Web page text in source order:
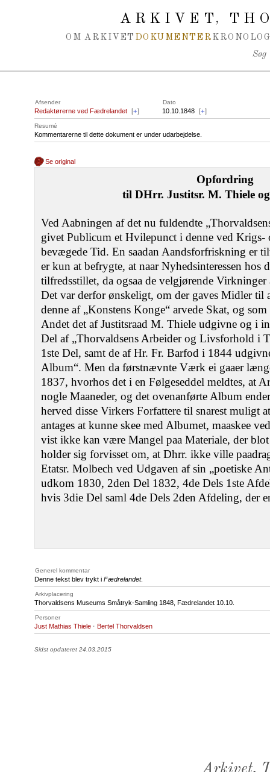
ARKIVET,
OM ARKIVET DOKUMENTER
Søg
Afsender Dato
Redaktørerne ved Fædrelandet [+] 10.10.1848 [+]
Resumé
Kommentarerne til dette dokument er under udarbejdelse.
Se original
Opfordring
til DHrr. Justitsr. M. Thiele
Ved Aabningen af det nu fuldendte
givet Publicum et Hvilepunct i denne ved Krigs-
bevægede Tid. En saadan Aandsforfriskning er
er kun at befrygte, at naar Nyhedsinteressen hos
tilfredsstillet, da ogsaa de velgjørende
Det var derfor ønskeligt, om der gaves Midler til
denne af „Konstens Konge“ arvede Skat, og som
Andet det af Justitsraad M. Thiele udgivne og i
Del af „Thorvaldsens Arbeider og Livsforhold i
1ste Del, samt de af Hr. Fr. Barfod i 1844
Album“. Men da førstnævnte Værk ei gaaer
1837, hvorhos det i en Følgeseddel meldtes, at
nogle Maaneder, og det ovenanførte Album
herved disse Virkers Forfattere til snarest muligt
antages at kunne skee med Albumet, maaskee
vist ikke kan være Mangel paa Materiale, der
holder sig forvisset om, at Dhrr. ikke ville
Etatsr. Molbech ved Udgaven af sin „poetiske
udkom 1830, 2den Del 1832, 4de Dels 1ste
hvis 3die Del saml 4de Dels 2den Afdeling, der
Generel kommentar
Denne tekst blev trykt i Fædrelandet.
Arkivplacering
Thorvaldsens Museums Småtryk-Samling 1848, Fædrelandet 10.10.
Personer
Just Mathias Thiele · Bertel Thorvaldsen
Sidst opdateret 24.03.2015